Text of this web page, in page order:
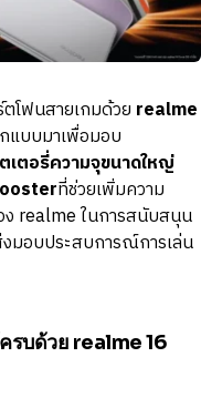
โฟนสายเกมด้วย realme
แบบมาเพื่อมอบ
เตอรี่ความจุขนาดใหญ่
ที่ช่วยเพิ่มความ
ง realme ในการสนับสนุน
มอบประสบการณ์การเล่น
รบด้วย realme 16